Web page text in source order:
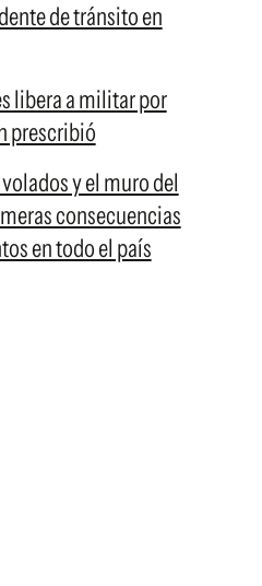
de tránsito en
libera a militar por
prescribió
y el muro del
consecuencias
en todo el país